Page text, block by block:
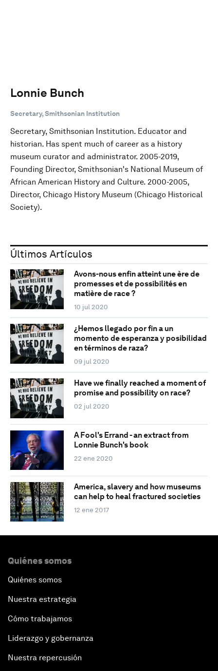
Lonnie Bunch
Secretary, Smithsonian Institution
Secretary, Smithsonian Institution. Educator and
historian. Has spent much of career as a history
museum curator and administrator. 2005-2019,
Founding Director, Smithsonian's National Museum of
African American History and Culture. 2000-2005,
Director, Chicago History Museum (Chicago Historical
Society).
Últimos Artículos
Avons-nous enfin atteint une ère de
promesses et de possibilités en
matière de race ?
10 jul 2020
¿Hemos llegado por fin a un
momento de esperanza y posibilidad
en términos de raza?
09 jul 2020
Have we finally reached a moment of
promise and possibility on race?
02 jul 2020
A Fool's Errand - an extract from
Lonnie Bunch's book
22 ene 2020
America, slavery and how museums
can help to heal fractured societies
12 ene 2017
Quiénes somos
Quiénes somos
Nuestra estrategia
Cómo trabajamos
Liderazgo y gobernanza
Nuestra repercusión